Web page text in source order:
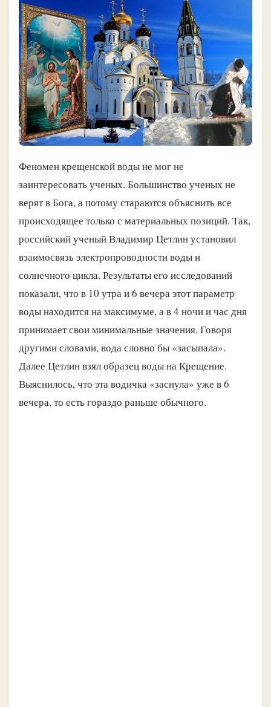
Феномен крещенской воды не мог не
заинтересовать ученых. Большинство ученых не
верят в Бога, а потому стараются объяснить все
происходящее только с материальных позиций. Так,
российский ученый Владимир Цетлин установил
взаимосвязь электропроводности воды и
солнечного цикла. Результаты его исследований
показали, что в 10 утра и 6 вечера этот параметр
воды находится на максимуме, а в 4 ночи и час дня
принимает свои минимальные значения. Говоря
другими словами, вода словно бы «засыпала».
Далее Цетлин взял образец воды на Крещение.
Выяснилось, что эта водичка «заснула» уже в 6
вечера, то есть гораздо раньше обычного.